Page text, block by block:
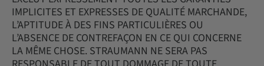
IMPLICITES ET EXPRESSES DE QUALITÉ MARCHANDE,
L’APTITUDE À DES FINS PARTICULIÈRES OU
L’ABSENCE DE CONTREFAÇON EN CE QUI CONCERNE
LA MÊME CHOSE. STRAUMANN NE SERA PAS